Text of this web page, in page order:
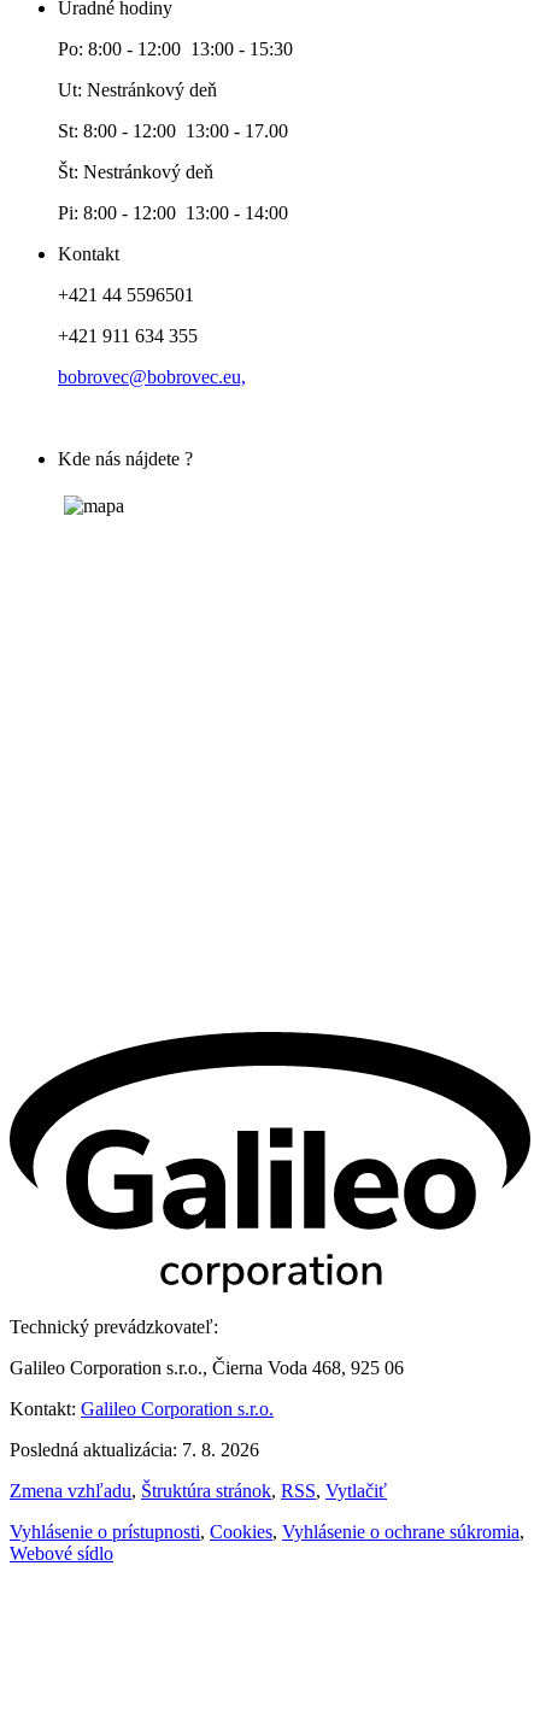
Úradné hodiny
Po: 8:00 - 12:00 13:00 - 15:30
Ut: Nestránkový deň
St: 8:00 - 12:00 13:00 - 17.00
Št: Nestránkový deň
Pi: 8:00 - 12:00 13:00 - 14:00
Kontakt
+421 44 5596501
+421 911 634 355
bobrovec@bobrovec.eu,
Kde nás nájdete ?
Technický prevádzkovateľ:
Galileo Corporation s.r.o., Čierna Voda 468, 925 06
Kontakt: Galileo Corporation s.r.o.
Posledná aktualizácia: 7. 8. 2026
Zmena vzhľadu, Štruktúra stránok, RSS, Vytlačiť
Vyhlásenie o prístupnosti, Cookies, Vyhlásenie o ochrane súkromia,
Webové sídlo